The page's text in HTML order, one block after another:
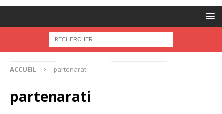
ACCUEIL partenarati
partenarati